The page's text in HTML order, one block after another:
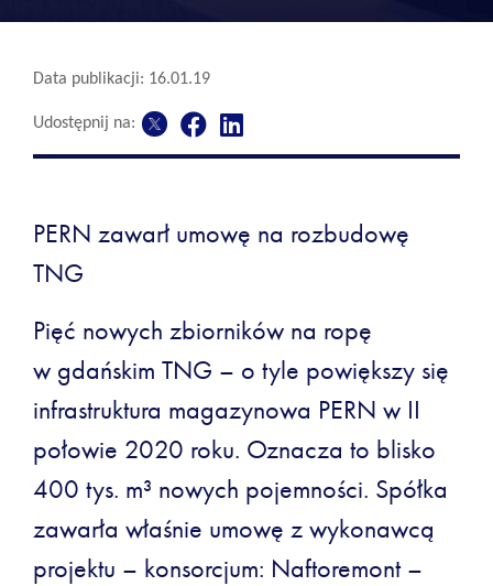
Data publikacji: 16.01.19
Udostępnij na:
PERN zawarł umowę na rozbudowę
TNG
Pięć nowych zbiorników na ropę
w gdańskim TNG – o tyle powiększy się
infrastruktura magazynowa PERN w II
połowie 2020 roku. Oznacza to blisko
400 tys. m³ nowych pojemności. Spółka
zawarła właśnie umowę z wykonawcą
projektu – konsorcjum: Naftoremont –